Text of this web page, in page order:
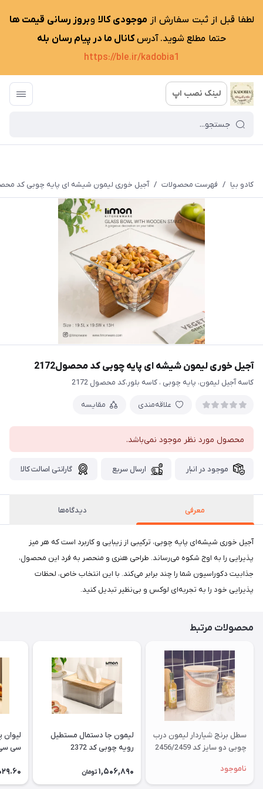
لطفا قبل از ثبت سفارش از موجودی کالا وبروز رسانی قیمت ها
حتما مطلع شوید. آدرسکانال ما در پیام رسان بله
https://ble.ir/kadobia1
لینک نصب اپ
کادو بیا / فهرست محصولات / آجیل خوری لیمون شیشه ای پایه چوبی کد
آجیل خوری لیمون شیشه ای پایه چوبی کد محصول2172
کاسه آجیل لیمون، پایه چوبی ، کاسه بلور،کد محصول 2172
علاقه‌مندی مقایسه
محصول مورد نظر موجود نمی‌باشد.
موجود در انبار ارسال سریع گارانتی اصالت کالا
معرفی دیدگاه‌ها
آجیل خوری شیشه‌ای پایه چوبی، ترکیبی از زیبایی و کاربرد است که هر میز
پذیرایی را به اوج شکوه می‌رساند. طراحی هنری و منحصر به فرد این محصول،
جذابیت دکوراسیون شما را چند برابر می‌کند. با این انتخاب خاص، لحظات
پذیرایی خود را به تجربه‌ای لوکس و بی‌نظیر تبدیل کنید.
محصولات مرتبط
سطل برنج شیاردار لیمون درب
چوبی دو سایز کد 2456/2459
ناموجود
لیمون جا دستمال مستطیل
رویه چوبی کد 2372
1,506,890 تومان
سی سی